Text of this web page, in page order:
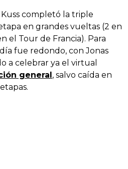
completó la triple
en grandes vueltas (2 en
el Tour de Francia). Para
fue redondo, con Jonas
a celebrar ya el virtual
general, salvo caída en